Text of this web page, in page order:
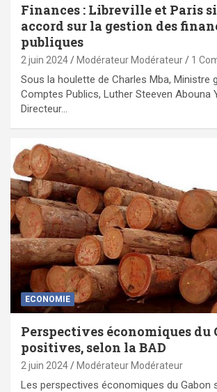
Finances : Libreville et Paris
accord sur la gestion des
publiques
2 juin 2024 Modérateur Modérateur 1
Sous la houlette de Charles Mba, Ministre
Comptes Publics, Luther Steeven Abouna
Directeur…
ECONOMIE
Perspectives économiques du
positives, selon la BAD
2 juin 2024 Modérateur Modérateur
Les perspectives économiques du Gabon